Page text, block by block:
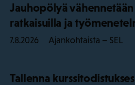
Jauhopölyä
ratkaisuilla ja
7.8.2026 Ajankohtaista – SEL
Tallenna